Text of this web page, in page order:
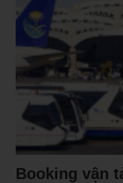
Booking vận